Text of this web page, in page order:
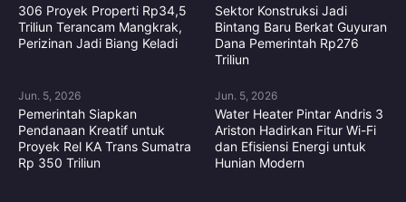
306 Proyek Properti Rp34,5
Triliun Terancam Mangkrak,
Perizinan Jadi Biang Keladi
Sektor Konstruksi Jadi
Bintang Baru Berkat Guyuran
Dana Pemerintah Rp276
Triliun
Jun. 5, 2026
Pemerintah Siapkan
Pendanaan Kreatif untuk
Proyek Rel KA Trans Sumatra
Rp 350 Triliun
Jun. 5, 2026
Water Heater Pintar Andris 3
Ariston Hadirkan Fitur Wi-Fi
dan Efisiensi Energi untuk
Hunian Modern